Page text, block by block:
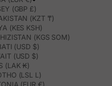
(GBP £)
(KZT ₸)
(KES KSH)
(KGS SOM)
(USD $)
(USD $)
(LAK ₭)
(LSL L)
(EUR €)